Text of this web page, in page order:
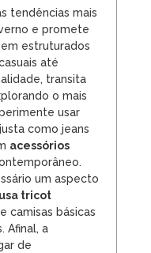
tendências mais
e promete
estruturados
até
transita
o mais
usar
como jeans
acessórios
um aspecto
tricot
camisas básicas
Afinal, a
de